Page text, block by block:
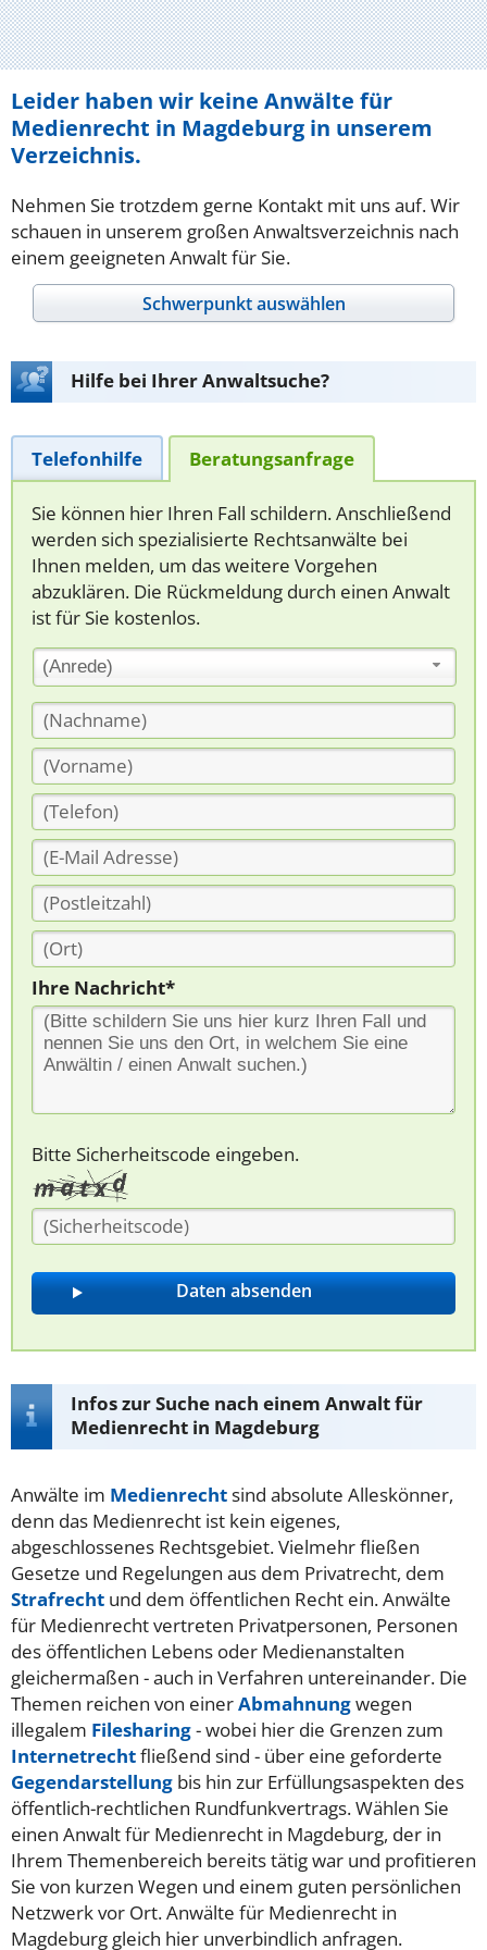
Leider haben wir keine Anwälte für
Medienrecht in Magdeburg in unserem
Verzeichnis.
Nehmen Sie trotzdem gerne Kontakt mit uns auf. Wir
schauen in unserem großen Anwaltsverzeichnis nach
einem geeigneten Anwalt für Sie.
Schwerpunkt auswählen
Hilfe bei Ihrer Anwaltsuche?
Telefonhilfe Beratungsanfrage
Sie können hier Ihren Fall schildern. Anschließend
werden sich spezialisierte Rechtsanwälte bei
Ihnen melden, um das weitere Vorgehen
abzuklären. Die Rückmeldung durch einen Anwalt
ist für Sie kostenlos.
(Anrede)
Ihre Nachricht*
Bitte Sicherheitscode eingeben.
Infos zur Suche nach einem Anwalt für
Medienrecht in Magdeburg
Anwälte im Medienrechtsind absolute Alleskönner,
denn das Medienrecht ist kein eigenes,
abgeschlossenes Rechtsgebiet. Vielmehr fließen
Gesetze und Regelungen aus dem Privatrecht, dem
Strafrecht und dem öffentlichen Recht ein. Anwälte
für Medienrecht vertreten Privatpersonen, Personen
des öffentlichen Lebens oder Medienanstalten
gleichermaßen - auch in Verfahren untereinander. Die
Themen reichen von einerAbmahnungwegen
illegalem Filesharing- wobei hier die Grenzen zum
Internetrechtfließend sind - über eine geforderte
Gegendarstellung bis hin zur Erfüllungsaspekten des
öffentlich-rechtlichen Rundfunkvertrags. Wählen Sie
einen Anwalt für Medienrecht in Magdeburg, der in
Ihrem Themenbereich bereits tätig war und profitieren
Sie von kurzen Wegen und einem guten persönlichen
Netzwerk vor Ort. Anwälte für Medienrecht in
Magdeburg gleich hier unverbindlich anfragen.